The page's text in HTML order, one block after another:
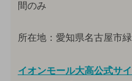
間のみ
所在地：愛知県名古屋市
イオンモール大高公式サ